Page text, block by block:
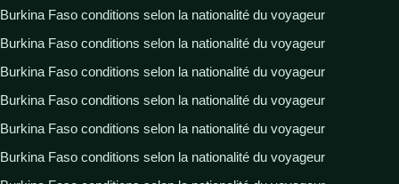
Burkina Faso conditions selon la nationalité du voyageur
Burkina Faso conditions selon la nationalité du voyageur
Burkina Faso conditions selon la nationalité du voyageur
Burkina Faso conditions selon la nationalité du voyageur
Burkina Faso conditions selon la nationalité du voyageur
Burkina Faso conditions selon la nationalité du voyageur